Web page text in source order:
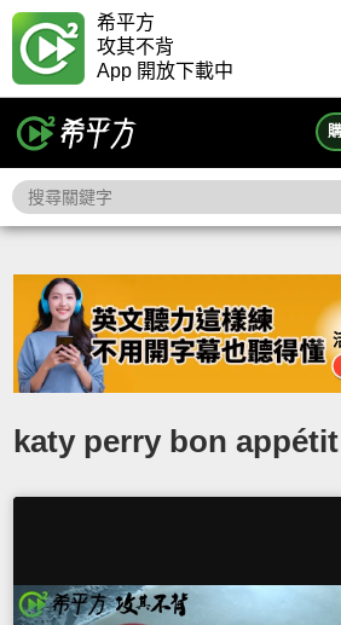
希平方
攻其不背
App 開放下載中
katy perry bon appétit